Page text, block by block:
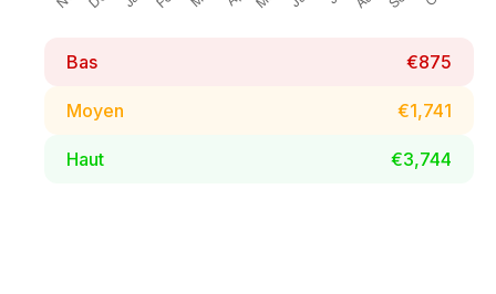
Bas €875
Moyen €1,741
Haut €3,744